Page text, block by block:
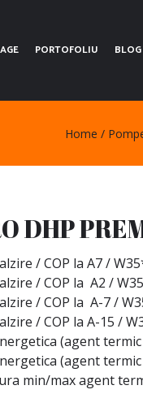
PORTOFOLIU BLOG
Home
DHP
/ COP la A7 /
/ COP la A2 /
/ COP la A-7 /
/ COP la A-15 /
(agent termic
(agent
min/max agent